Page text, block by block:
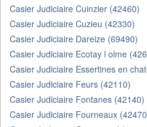
Casier Judiciaire Cuinzier (42460)
Casier Judiciaire Cuzieu (42330)
Casier Judiciaire Dareize (69490)
Casier Judiciaire Ecotay l olme
Casier Judiciaire Essertines en
Casier Judiciaire Feurs (42110)
Casier Judiciaire Fontanes (42140)
Casier Judiciaire Fourneaux